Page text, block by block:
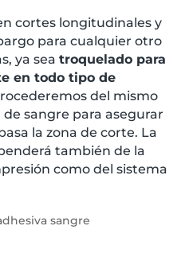
cortes longitudinales y
para cualquier otro
ya sea troquelado para
en todo tipo de
del mismo
sangre para asegurar
la zona de corte. La
también de la
como del sistema